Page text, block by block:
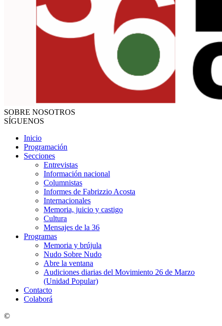
SOBRE NOSOTROS
SÍGUENOS
Inicio
Programación
Secciones
Entrevistas
Información nacional
Columnistas
Informes de Fabrizzio Acosta
Internacionales
Memoria, juicio y castigo
Cultura
Mensajes de la 36
Programas
Memoria y brújula
Nudo Sobre Nudo
Abre la ventana
Audiciones diarias del Movimiento 26 de Marzo
(Unidad Popular)
Contacto
Colaborá
©